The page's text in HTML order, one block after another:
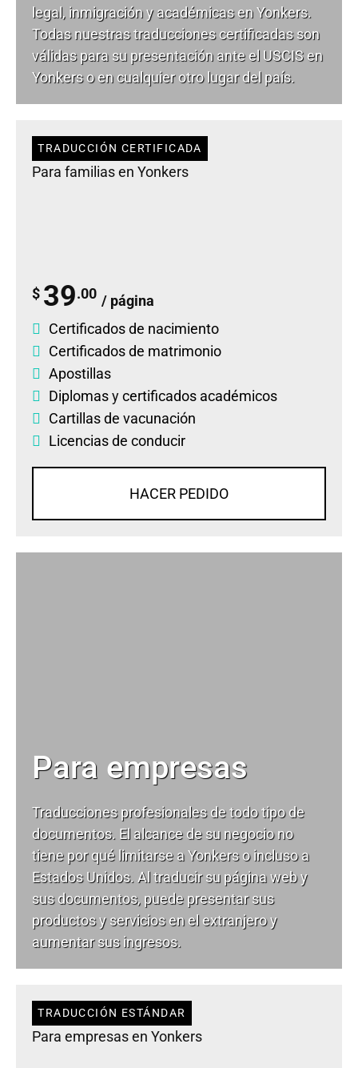
legal, inmigración y académicas en Yonkers.
Todas nuestras traducciones certificadas son
válidas para su presentación ante el USCIS en
Yonkers o en cualquier otro lugar del país.
TRADUCCIÓN CERTIFICADA
Para familias en Yonkers
$ 39.00 / página
Certificados de nacimiento
Certificados de matrimonio
Apostillas
Diplomasycertificados académicos
Cartillas de vacunación
Licencias de conducir
HACER PEDIDO
Para empresas
Traducciones profesionales de todo tipo de
documentos. El alcance de su negocio no
tiene por qué limitarse a Yonkers o incluso a
Estados Unidos. Al traducir su página web y
sus documentos, puede presentar sus
productos y servicios en el extranjero y
aumentar sus ingresos.
TRADUCCIÓN ESTÁNDAR
Para empresas en Yonkers